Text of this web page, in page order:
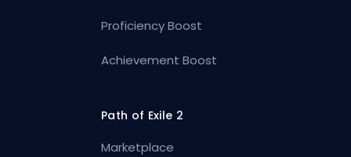
Proficiency Boost
Achievement Boost
Path of Exile 2
Marketplace